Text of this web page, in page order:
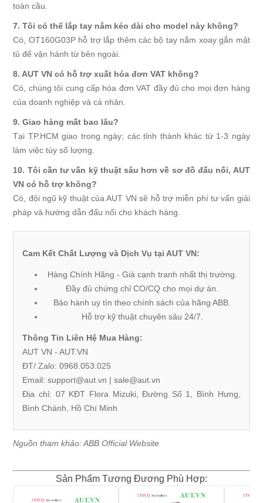
toàn cầu.
7. Tôi có thể lắp tay nắm kéo dài cho model này không?
Có, OT160G03P hỗ trợ lắp thêm các bộ tay nắm xoay gắn mặt
tủ để vận hành từ bên ngoài.
8. AUT VN có hỗ trợ xuất hóa đơn VAT không?
Có, chúng tôi cung cấp hóa đơn VAT đầy đủ cho mọi đơn hàng
của doanh nghiệp và cá nhân.
9. Giao hàng mất bao lâu?
Tại TP.HCM giao trong ngày; các tỉnh thành khác từ 1-3 ngày
làm việc tùy số lượng.
10. Tôi cần tư vấn kỹ thuật sâu hơn về sơ đồ đấu nối, AUT
VN có hỗ trợ không?
Có, đội ngũ kỹ thuật của AUT VN sẽ hỗ trợ miễn phí tư vấn giải
pháp và hướng dẫn đấu nối cho khách hàng.
Cam Kết Chất Lượng và Dịch Vụ tại AUT VN:
Hàng Chính Hãng - Giá cạnh tranh nhất thị trường.
Đầy đủ chứng chỉ CO/CQ cho mọi dự án.
Bảo hành uy tín theo chính sách của hãng ABB.
Hỗ trợ kỹ thuật chuyên sâu 24/7.
Thông Tin Liên Hệ Mua Hàng:
AUT VN -AUT.VN
ĐT/ Zalo: 0968.053.025
Email: support@aut.vn | sale@aut.vn
Địa chỉ: 07 KĐT Flora Mizuki, Đường Số 1, Bình Hưng,
Bình Chánh, Hồ Chí Minh
Nguồn tham khảo:ABB Official Website
Sản Phẩm Tương Đương Phù Hợp: